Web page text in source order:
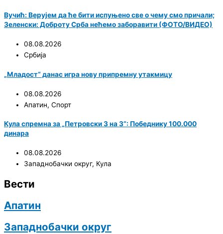
Вучић: Верујем да ће бити испуњено све о чему смо причали;
Зеленски: Доброту Срба нећемо заборавити (ФОТО/ВИДЕО)
08.08.2026
Србија
„Младост“ данас игра нову припремну утакмицу
08.08.2026
Апатин, Спорт
Кула спремна за „Петровски 3 на 3“: Победнику 100.000
динара
08.08.2026
Западнобачки округ, Кула
Вести
Апатин
Западнобачки округ